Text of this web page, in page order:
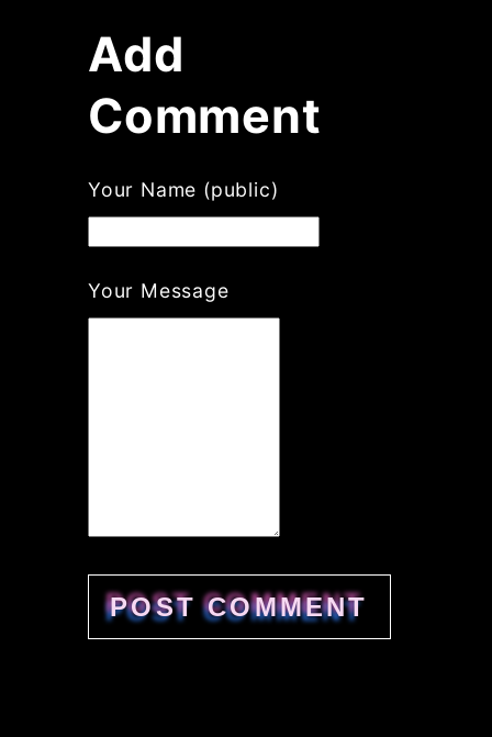
Add
Comment
Your Name (public)
Your Message